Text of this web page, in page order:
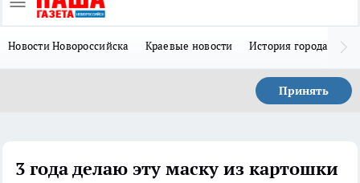
Новости Новороссийска Краевые новости История города Н
Принять
3 года делаю эту маску из картошки